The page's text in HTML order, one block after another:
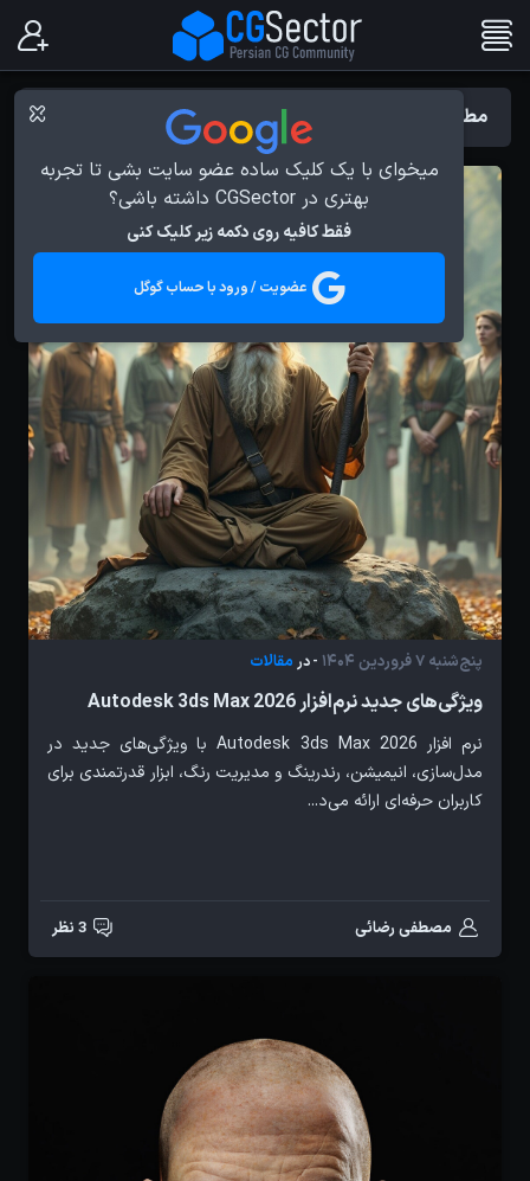
میخوای با یک کلیک ساده عضو سایت بشی تا تجربه
بهتری در CGSector داشته باشی؟
فقط کافیه روی دکمه زیر کلیک کنی
عضویت / ورود با حساب گوگل
مطالب با برچسب : Autodesk 3ds Max
پنج‌شنبه 7 فروردین 1404 - در مقالات
ویژگی‌های جدید نرم‌افزار Autodesk 3ds Max 2026
نرم افزار Autodesk 3ds Max 2026 با ویژگی‌های جدید در
مدل‌سازی، انیمیشن، رندرینگ و مدیریت رنگ، ابزار قدرتمندی برای
کاربران حرفه‌ای ارائه می‌د...
مصطفی رضائی 3 نظر